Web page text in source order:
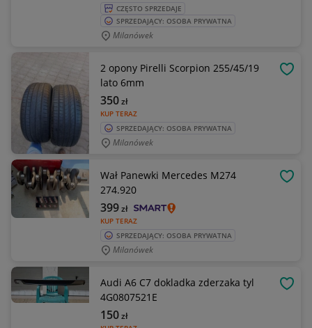
CZĘSTO SPRZEDAJE
SPRZEDAJĄCY: OSOBA PRYWATNA
Milanówek
2 opony Pirelli Scorpion 255/45/19
lato 6mm
KUP TERAZ
350zł
SPRZEDAJĄCY: OSOBA PRYWATNA
Milanówek
Wał Panewki Mercedes M274
274.920
KUP TERAZ
399zł
SPRZEDAJĄCY: OSOBA PRYWATNA
Milanówek
Audi A6 C7 dokladka zderzaka tyl
4G0807521E
150zł